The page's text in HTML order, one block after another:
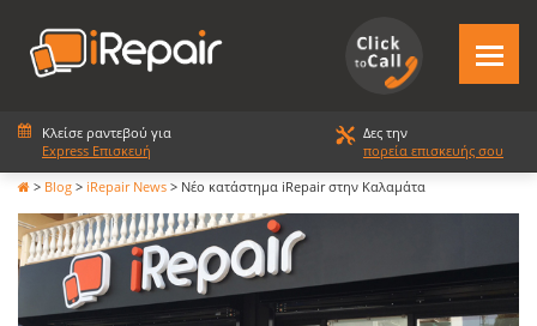
Κλείσε ραντεβού για
Express Επισκευή
Δες την
πορεία επισκευής σου
> Blog > iRepair News > Νέο κατάστημα iRepair στην Καλαμάτα